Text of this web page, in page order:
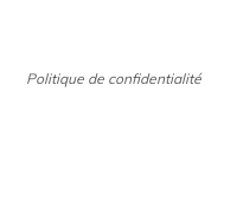
Politique de confidentialité